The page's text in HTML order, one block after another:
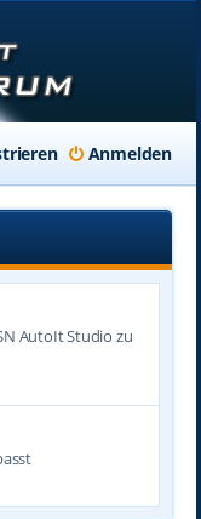
Anmelden
AutoIt Studio zu